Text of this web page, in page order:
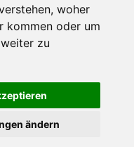
woher
kommen oder um
zu
ändern
In den Warenkorb